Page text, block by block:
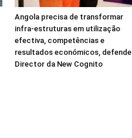
Angola precisa de transformar
infra-estruturas em utilização
efectiva, competências e
resultados económicos, defende
Director da New Cognito